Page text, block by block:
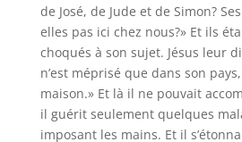
de José, de Jude et de Simon?
elles pas ici chez nous?» Et ils
choqués à son sujet. Jésus leur
n’est méprisé que dans son
maison.» Et là il ne pouvait
il guérit seulement quelques
imposant les mains. Et il